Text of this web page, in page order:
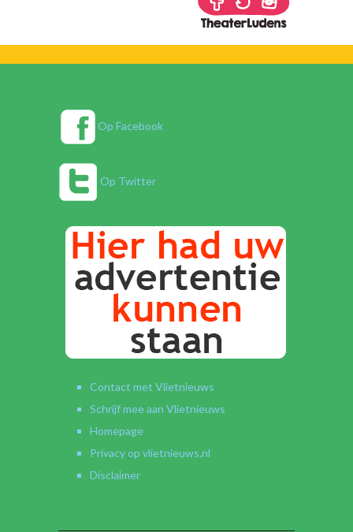
Op Facebook
Op Twitter
Contact met Vlietnieuws
Schrijf mee aan Vlietnieuws
Homepage
Privacy op vlietnieuws.nl
Disclaimer